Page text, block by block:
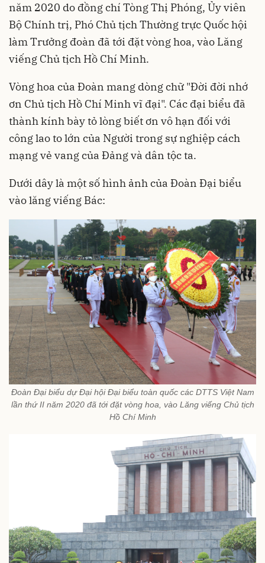
năm 2020 do đồng chí Tòng Thị Phóng, Ủy viên
Bộ Chính trị, Phó Chủ tịch Thường trực Quốc hội
làm Trưởng đoàn đã tới đặt vòng hoa, vào Lăng
viếng Chủ tịch Hồ Chí Minh.
Vòng hoa của Đoàn mang dòng chữ "Đời đời nhớ
ơn Chủ tịch Hồ Chí Minh vĩ đại". Các đại biểu đã
thành kính bày tỏ lòng biết ơn vô hạn đối với
công lao to lớn của Người trong sự nghiệp cách
mạng vẻ vang của Đảng và dân tộc ta.
Dưới dây là một số hình ảnh của Đoàn Đại biểu
vào lăng viếng Bác:
Đoàn Đại biểu dự Đại hội Đại biểu toàn quốc các DTTS Việt Nam
lần thứ II năm 2020 đã tới đặt vòng hoa, vào Lăng viếng Chủ tịch
Hồ Chí Minh